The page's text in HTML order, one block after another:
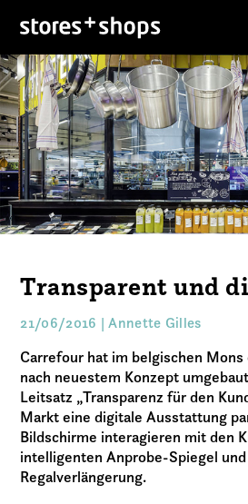
Transparent und
21/06/2016 | Annette Gilles
Carrefour hat im belgischen
nach neuestem Konzept
Leitsatz „Transparenz für den
Markt eine digitale Ausstattung
Bildschirme interagieren mit den
intelligenten Anprobe-Spiegel
Regalverlängerung.